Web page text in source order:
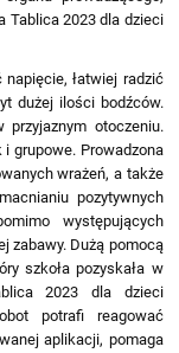
Tablica 2023 dla dzieci
łatwiej radzić
dużej ilości bodźców.
otoczeniu.
grupowe. Prowadzona
wrażeń, a także
pozytywnych
występujących
zabawy. Dużą pomocą
szkoła pozyskała w
2023 dla dzieci
potrafi reagować
aplikacji, pomaga